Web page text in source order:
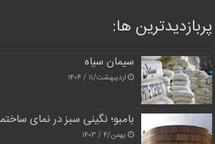
پربازدیدترین‌ ها:
سیمان سیاه
اردیبهشت/۱۱ / ۱۴۰۴
بامبو؛ نگینی سبز در نمای
بهمن/۴ / ۱۴۰۳